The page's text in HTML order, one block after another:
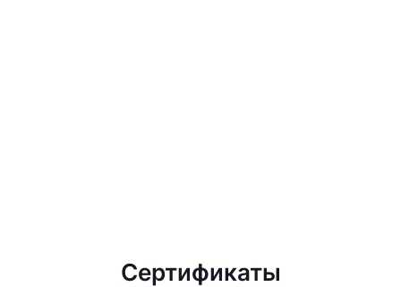
Сертификаты